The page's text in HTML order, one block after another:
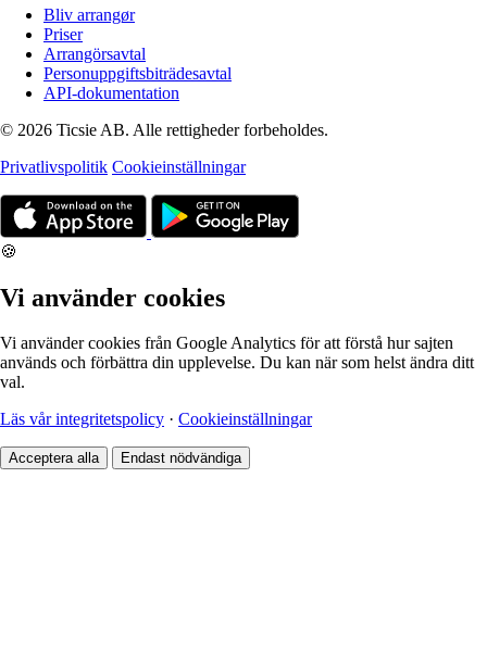
Bliv arrangør
Priser
Arrangörsavtal
Personuppgiftsbiträdesavtal
API-dokumentation
© 2026 Ticsie AB. Alle rettigheder forbeholdes.
Privatlivspolitik Cookieinställningar
🍪
Vi använder cookies
Vi använder cookies från Google Analytics för att förstå hur sajten
används och förbättra din upplevelse. Du kan när som helst ändra ditt
val.
Läs vår integritetspolicy · Cookieinställningar
Acceptera alla Endast nödvändiga